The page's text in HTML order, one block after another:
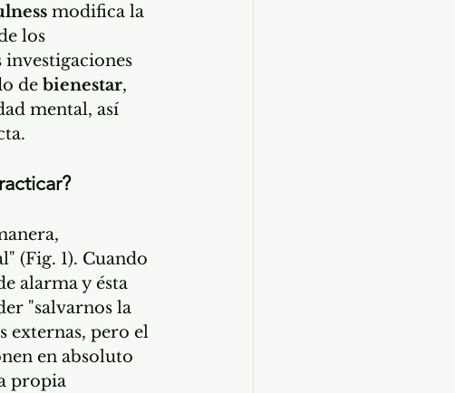
modifica la
los
investigaciones
de bienestar,
mental, así
(Fig. 1). Cuando
alarma y ésta
"salvarnos la
externas, pero el
en absoluto
propia